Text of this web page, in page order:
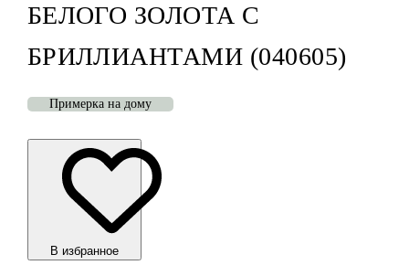
БЕЛОГО ЗОЛОТА С
БРИЛЛИАНТАМИ (040605)
Примерка на дому
В избранноe